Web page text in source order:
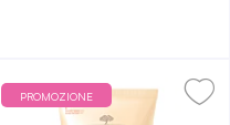
PROMOZIONE